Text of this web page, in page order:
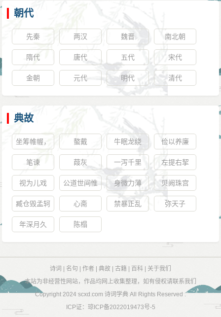
朝代
先秦 两汉 魏晋 南北朝
隋代 唐代 五代 宋代
金朝 元代 明代 清代
典故
坐筹帷幄，
决胜千里
螯戴 牛眠龙绕 俭以养廉
笔谏 葭灰 一泻千里 左提右挈
视为儿戏
公道世间惟
白发
身微力薄 贝阙珠宫
臧仓毁孟轲 心斋 禁暴正乱 弥天子
年深月久 陈榻
诗词 名句 作者 典故 古籍 百科
关于我们
本站为非经营性网站，作品均网上收集整理，如有侵权请联系我们
Copyright 2024 scxd.com 诗词学典 All Rights Reserved .
ICP证： 琼ICP备2022019473号-5